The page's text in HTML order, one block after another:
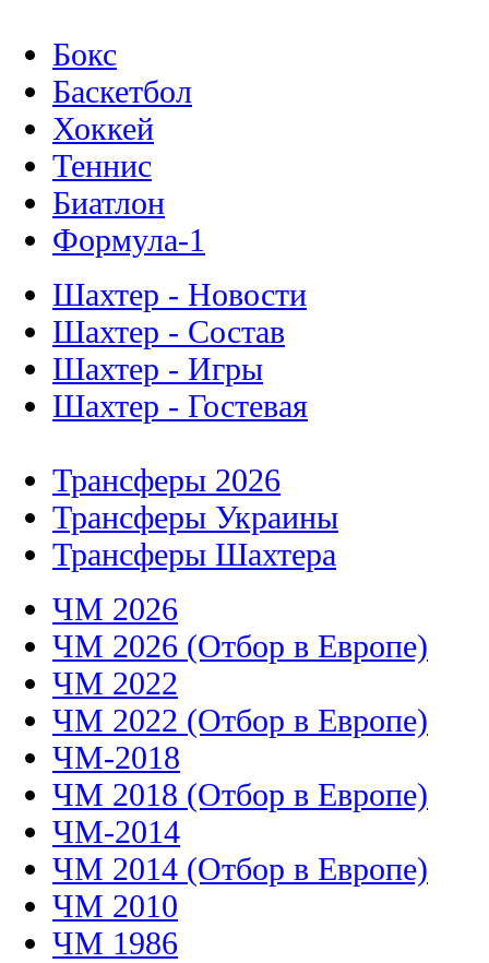
Бокс
Баскетбол
Хоккей
Теннис
Биатлон
Формула-1
Шахтер - Новости
Шахтер - Состав
Шахтер - Игры
Шахтер - Гостевая
Трансферы 2026
Трансферы Украины
Трансферы Шахтера
ЧМ 2026
ЧМ 2026 (Отбор в Европе)
ЧМ 2022
ЧМ 2022 (Отбор в Европе)
ЧМ-2018
ЧМ 2018 (Отбор в Европе)
ЧМ-2014
ЧМ 2014 (Отбор в Европе)
ЧМ 2010
ЧМ 1986